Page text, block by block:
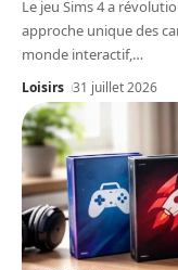
Le jeu Sims 4 a
approche unique des
monde interactif,…
Loisirs 31 juillet 2026